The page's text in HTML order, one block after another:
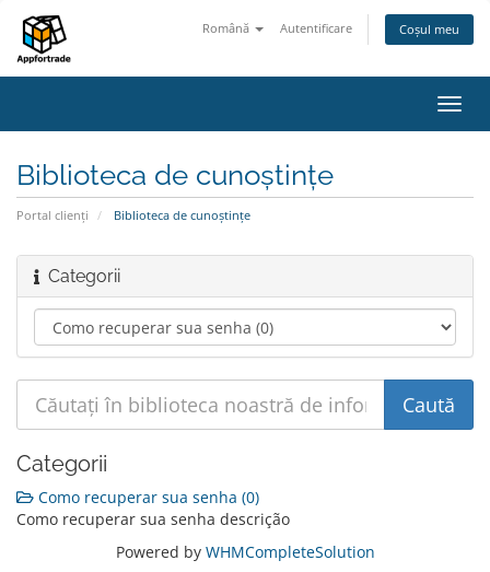
Română Autentificare Coșul meu
Biblioteca de cunoștințe
Portal clienți Biblioteca de cunoștințe
Categorii
Categorii
Como recuperar sua senha (0)
Como recuperar sua senha descrição
Powered by WHMCompleteSolution